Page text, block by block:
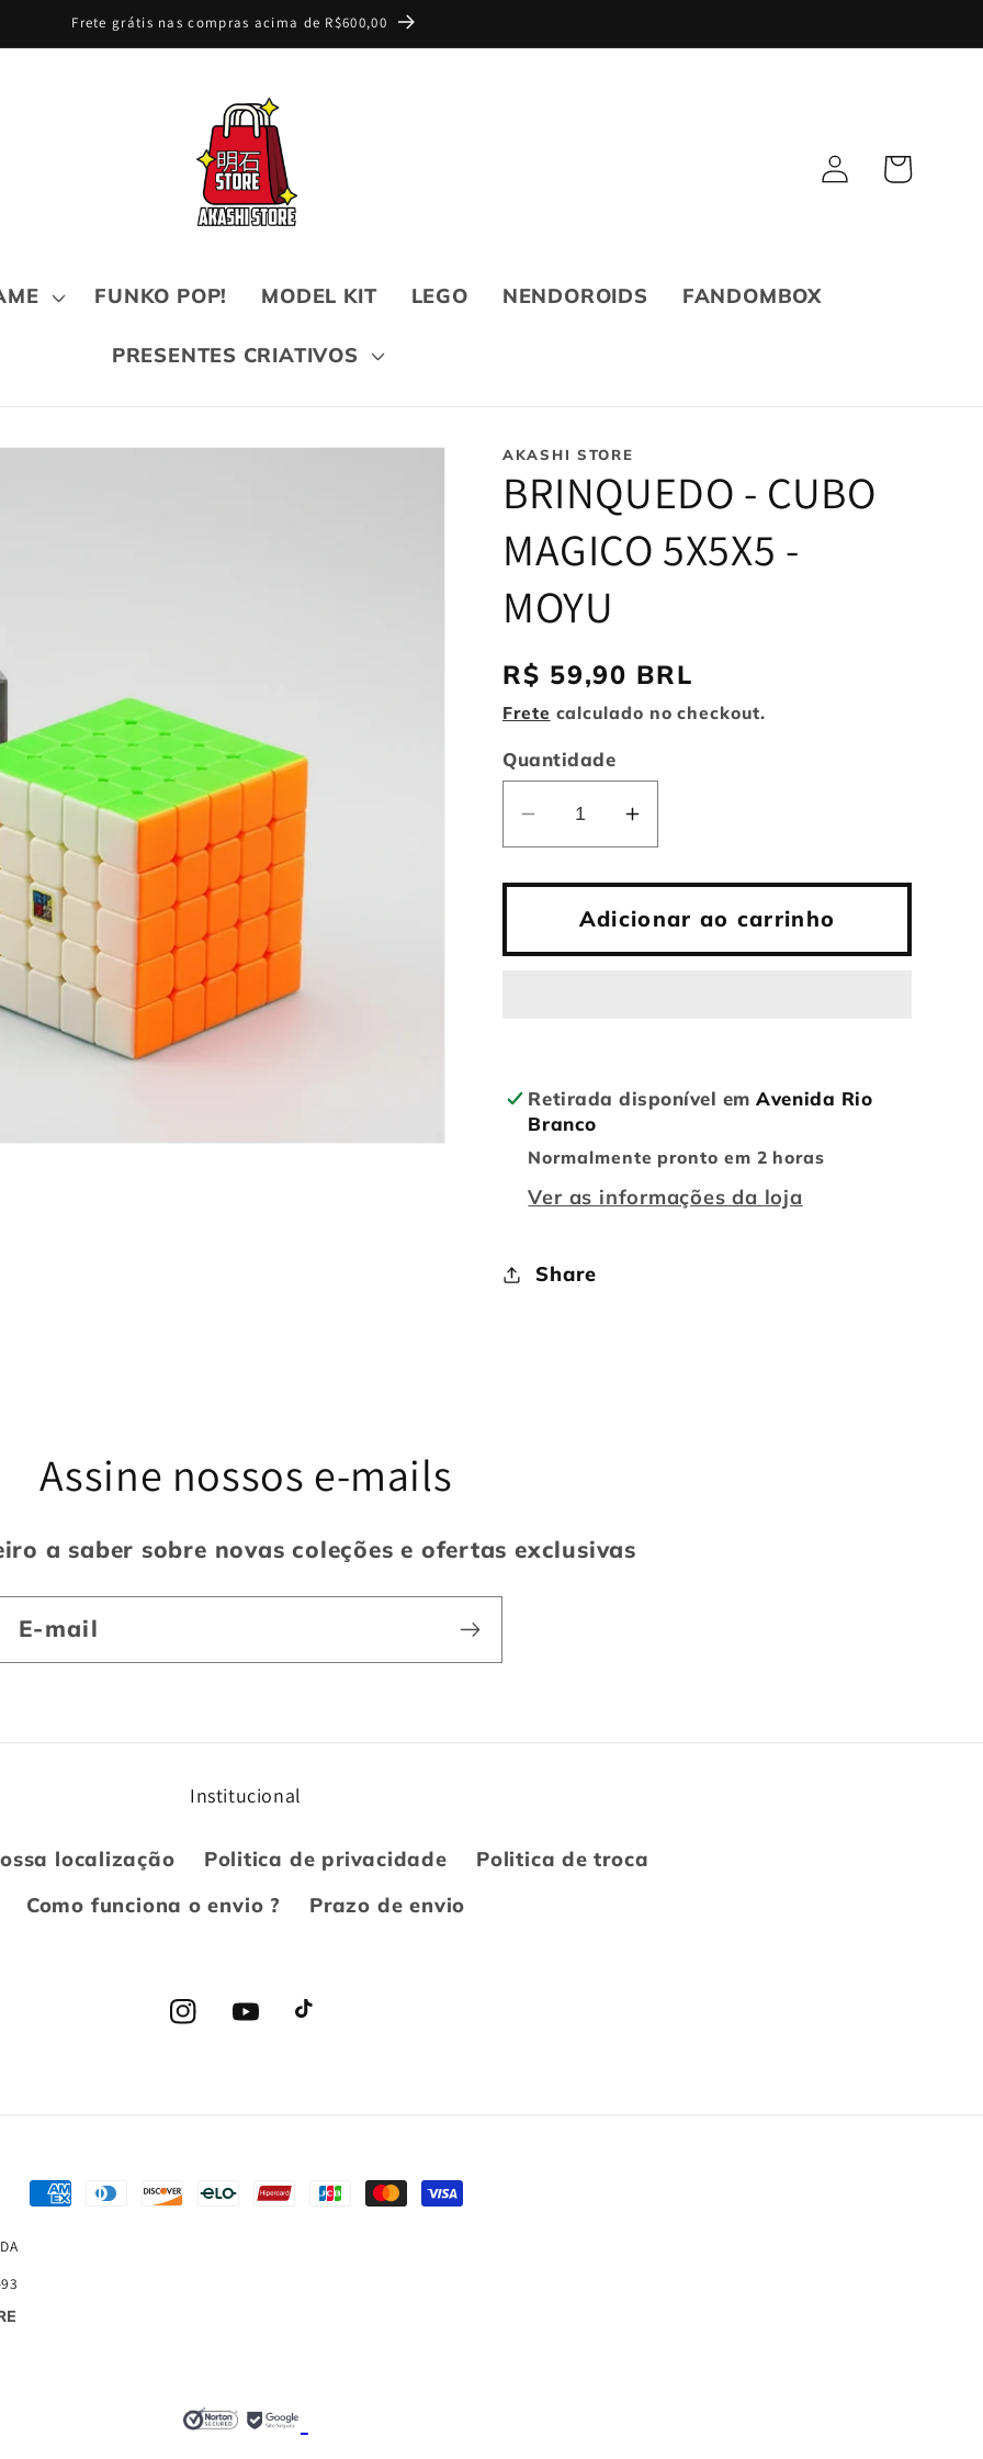
Frete grátis nas compras acima de R$600,00
FUNKO POP! MODEL KIT LEGO NENDOROIDS FANDOMBOX
PRESENTES CRIATIVOS
Fazer
login
Carrinho
AKASHI STORE
BRINQUEDO - CUBO
MAGICO 5X5X5 -
MOYU
Preço
normal
R$ 59,90 BRL
Frete calculado no checkout.
Quantidade
Diminuir
a
quantidade
BRINQUEDO
-
MOYU
Aumentar
a
quantidade
de
BRINQUEDO
-
Adicionar ao carrinho
Retirada disponível emAvenida Rio
Branco
Normalmente pronto em 2 horas
Ver as informações da loja
Share
Assine nossos e-mails
a saber sobre novas coleções e ofertas exclusivas
E-mail
Institucional
localização Politica de privacidade
Politica de troca
Como funciona o envio ?
Prazo de envio
InstagramYouTubeTikTok
Formas